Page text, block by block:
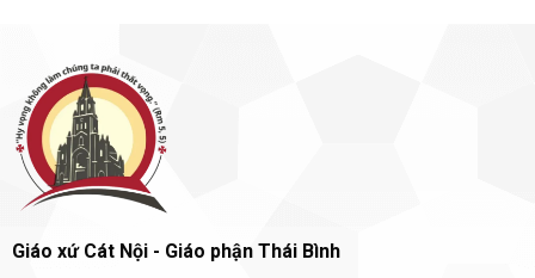
Giáo xứ Cát Nội - Giáo phận Thái Bình